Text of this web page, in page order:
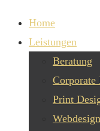
Home
Leistungen
Beratung
Corporate
Print
Webdesign